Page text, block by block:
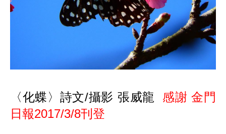
〈化蝶〉 詩文/攝影 張威龍 感謝 金門
日報2017/3/8刊登